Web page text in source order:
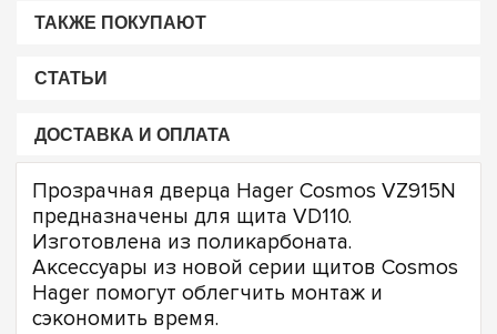
ТАКЖЕ ПОКУПАЮТ
СТАТЬИ
ДОСТАВКА И ОПЛАТА
Прозрачная дверца Hager Cosmos VZ915N
предназначены для щита VD110.
Изготовлена из поликарбоната.
Аксессуары из новой серии щитов Cosmos
Hager помогут облегчить монтаж и
сэкономить время.